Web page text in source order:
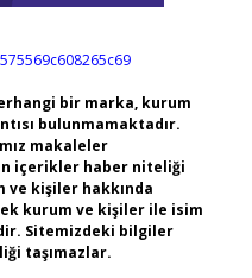
bir marka, kurum
bulunmamaktadır.
makaleler
içerikler haber niteliği
ve kişiler hakkında
kurum ve kişiler ile isim
Sitemizdeki bilgiler
taşımazlar.